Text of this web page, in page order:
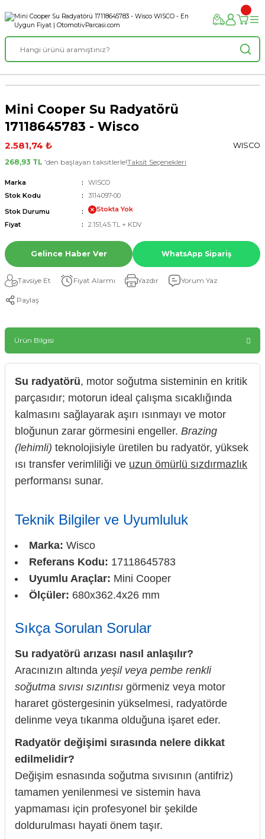
Mini Cooper Su Radyatörü
17118645783 - Wisco
2.581,74 ₺
WISCO
268,93 TL 'den başlayan taksitlerle!Taksit Seçenekleri
Marka
WISCO
Stok Kodu
3114097-00
Stok Durumu
Stokta Yok
Fiyat
2.151,45 TL + KDV
Gelince Haber Ver WhatsApp Sipariş
Tavsiye Et Fiyat Alarmı Yazdır Yorum Yaz
Paylaş
Ürün Bilgisi
Su radyatörü, motor soğutma sisteminin en kritik
parçasıdır; motorun ideal çalışma sıcaklığında
kalmasını sağlayarak aşırı ısınmayı ve motor
bloğunun zarar görmesini engeller. Brazing
(lehimli) teknolojisiyle üretilen bu radyatör, yüksek
ısı transfer verimliliği ve uzun ömürlü sızdırmazlık
performansı sunar.
Teknik Bilgiler ve Uyumluluk
Marka: Wisco
Referans Kodu: 17118645783
Uyumlu Araçlar: Mini Cooper
Ölçüler: 680x362.4x26 mm
Sıkça Sorulan Sorular
Su radyatörü arızası nasıl anlaşılır?
Aracınızın altında yeşil veya pembe renkli
soğutma sıvısı sızıntısı görmeniz veya motor
hararet göstergesinin yükselmesi, radyatörde
delinme veya tıkanma olduğuna işaret eder.
Radyatör değişimi sırasında nelere dikkat
edilmelidir?
Değişim esnasında soğutma sıvısının (antifriz)
tamamen yenilenmesi ve sistemin hava
yapmaması için profesyonel bir şekilde
doldurulması hayati önem taşır.